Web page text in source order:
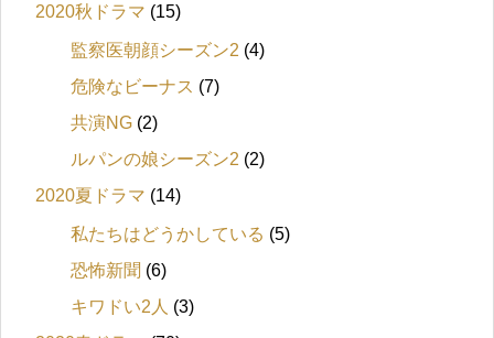
2020秋ドラマ (15)
監察医朝顔シーズン2 (4)
危険なビーナス (7)
共演NG (2)
ルパンの娘シーズン2 (2)
2020夏ドラマ (14)
私たちはどうかしている (5)
恐怖新聞 (6)
キワドい2人 (3)